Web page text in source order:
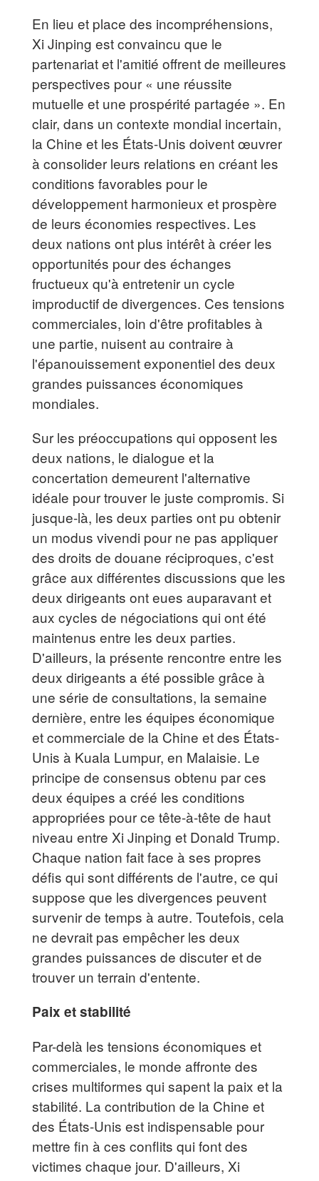
En lieu et place des incompréhensions,
Xi Jinping est convaincu que le
partenariat et l'amitié offrent de meilleures
perspectives pour « une réussite
mutuelle et une prospérité partagée ». En
clair, dans un contexte mondial incertain,
la Chine et les États-Unis doivent œuvrer
à consolider leurs relations en créant les
conditions favorables pour le
développement harmonieux et prospère
de leurs économies respectives. Les
deux nations ont plus intérêt à créer les
opportunités pour des échanges
fructueux qu'à entretenir un cycle
improductif de divergences. Ces tensions
commerciales, loin d'être profitables à
une partie, nuisent au contraire à
l'épanouissement exponentiel des deux
grandes puissances économiques
mondiales.
Sur les préoccupations qui opposent les
deux nations, le dialogue et la
concertation demeurent l'alternative
idéale pour trouver le juste compromis. Si
jusque-là, les deux parties ont pu obtenir
un modus vivendi pour ne pas appliquer
des droits de douane réciproques, c'est
grâce aux différentes discussions que les
deux dirigeants ont eues auparavant et
aux cycles de négociations qui ont été
maintenus entre les deux parties.
D'ailleurs, la présente rencontre entre les
deux dirigeants a été possible grâce à
une série de consultations, la semaine
dernière, entre les équipes économique
et commerciale de la Chine et des États-
Unis à Kuala Lumpur, en Malaisie. Le
principe de consensus obtenu par ces
deux équipes a créé les conditions
appropriées pour ce tête-à-tête de haut
niveau entre Xi Jinping et Donald Trump.
Chaque nation fait face à ses propres
défis qui sont différents de l'autre, ce qui
suppose que les divergences peuvent
survenir de temps à autre. Toutefois, cela
ne devrait pas empêcher les deux
grandes puissances de discuter et de
trouver un terrain d'entente.
Paix et stabilité
Par-delà les tensions économiques et
commerciales, le monde affronte des
crises multiformes qui sapent la paix et la
stabilité. La contribution de la Chine et
des États-Unis est indispensable pour
mettre fin à ces conflits qui font des
victimes chaque jour. D'ailleurs, Xi